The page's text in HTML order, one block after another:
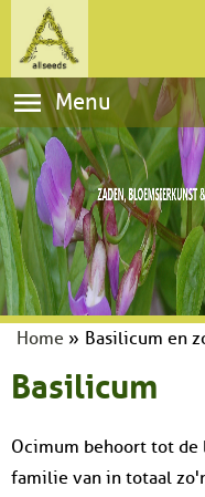
Menu
Home » Basilicum en
Basilicum
Ocimum behoort tot
familie van in totaal